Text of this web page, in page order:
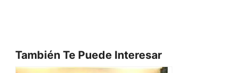
También Te Puede Interesar